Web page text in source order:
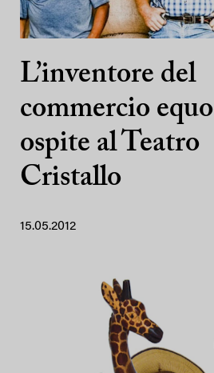
L’inventore del
commercio equo
ospite al Teatro
Cristallo
15.05.2012